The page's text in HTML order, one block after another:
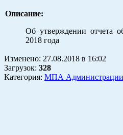
Описание:
Об утверждении отчета
2018 года
Изменено: 27.08.2018 в 16:02
Загрузок: 328
Категория: МПА Администрации